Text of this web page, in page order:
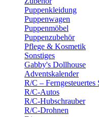
Puppenkleidung
Puppenwagen
Puppenmöbel
Puppenzubehör
Pflege & Kosmetik
Sonstiges
Gabby's Dollhouse
Adventskalender
R/C – Ferngesteuertes
R/C-Autos
R/C-Hubschrauber
R/C-Drohnen